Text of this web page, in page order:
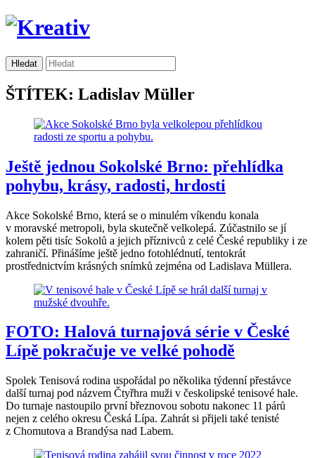
ŠTÍTEK: Ladislav Müller
Ještě jednou Sokolské Brno: přehlídka
pohybu, krásy, radosti, hrdosti
Akce Sokolské Brno, která se o minulém víkendu konala
v moravské metropoli, byla skutečně velkolepá. Zúčastnilo se jí
kolem pěti tisíc Sokolů a jejich příznivců z celé České republiky i ze
zahraničí. Přinášíme ještě jedno fotohlédnutí, tentokrát
prostřednictvím krásných snímků zejména od Ladislava Müllera.
FOTO: Halová turnajová série v České
Lípě pokračuje ve velké pohodě
Spolek Tenisová rodina uspořádal po několika týdenní přestávce
další turnaj pod názvem Čtyřhra muži v českolipské tenisové hale.
Do turnaje nastoupilo první březnovou sobotu nakonec 11 párů
nejen z celého okresu Česká Lípa. Zahrát si přijeli také tenisté
z Chomutova a Brandýsa nad Labem.